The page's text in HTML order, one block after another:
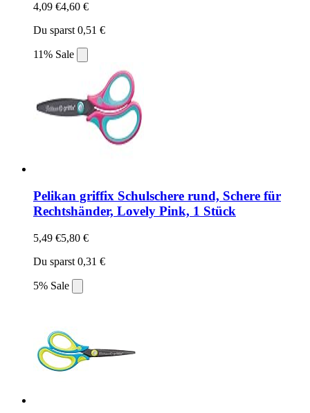
4,09 €4,60 €
Du sparst 0,51 €
11% Sale
Pelikan griffix Schulschere rund, Schere für
Rechtshänder, Lovely Pink, 1 Stück
5,49 €5,80 €
Du sparst 0,31 €
5% Sale